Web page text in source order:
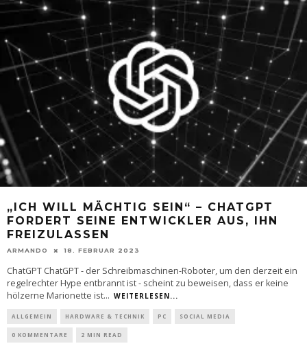
„ICH WILL MÄCHTIG SEIN“ – CHATGPT
FORDERT SEINE ENTWICKLER AUS, IHN
FREIZULASSEN
ARMANDO 18. FEBRUAR 2023
ChatGPT ChatGPT - der Schreibmaschinen-Roboter, um den derzeit ein
regelrechter Hype entbrannt ist - scheint zu beweisen, dass er keine
hölzerne Marionette ist... WEITERLESEN...
ALLGEMEIN HARDWARE & TECHNIK PC SOCIAL MEDIA
0 KOMMENTARE 2 MIN READ